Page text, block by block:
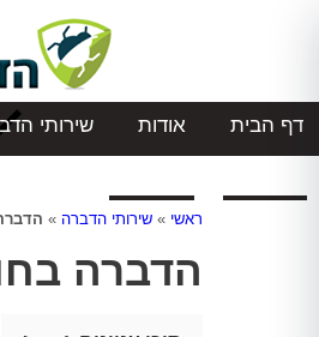
דף הבית אודות שירותי
ראשי » שירותי הדברה »
הדברה